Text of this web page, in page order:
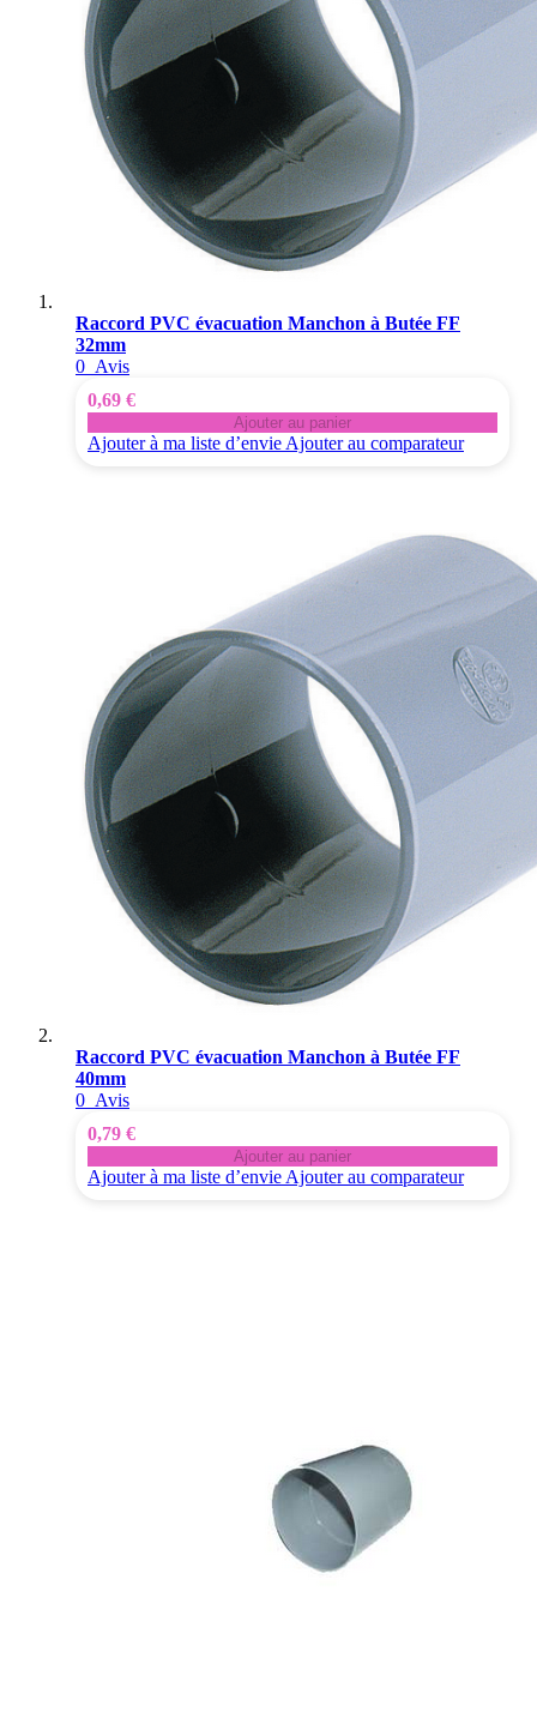
Raccord PVC évacuation Manchon à Butée FF
32mm
0 Avis
0,69 €
Ajouter au panier
Ajouter à ma liste d’envie Ajouter au comparateur
Raccord PVC évacuation Manchon à Butée FF
40mm
0 Avis
0,79 €
Ajouter au panier
Ajouter à ma liste d’envie Ajouter au comparateur